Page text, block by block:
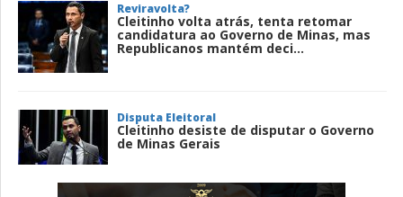
Reviravolta?
Cleitinho volta atrás, tenta retomar
candidatura ao Governo de Minas, mas
Republicanos mantém deci...
Disputa Eleitoral
Cleitinho desiste de disputar o Governo
de Minas Gerais